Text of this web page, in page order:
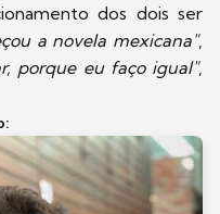
dos dois ser
a novela mexicana",
porque eu faço igual",